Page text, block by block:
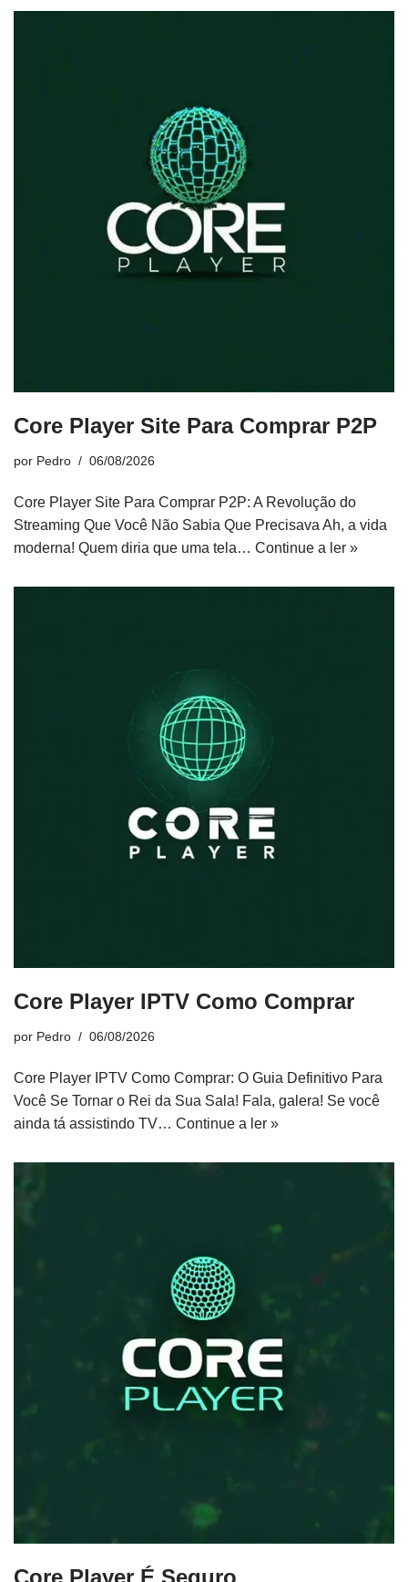
Core Player Site Para Comprar P2P
por Pedro 06/08/2026
Core Player Site Para Comprar P2P: A Revolução do
Streaming Que Você Não Sabia Que Precisava Ah, a vida
moderna! Quem diria que uma tela… Continue a ler »
Core Player IPTV Como Comprar
por Pedro 06/08/2026
Core Player IPTV Como Comprar: O Guia Definitivo Para
Você Se Tornar o Rei da Sua Sala! Fala, galera! Se você
ainda tá assistindo TV… Continue a ler »
Core Player É Seguro